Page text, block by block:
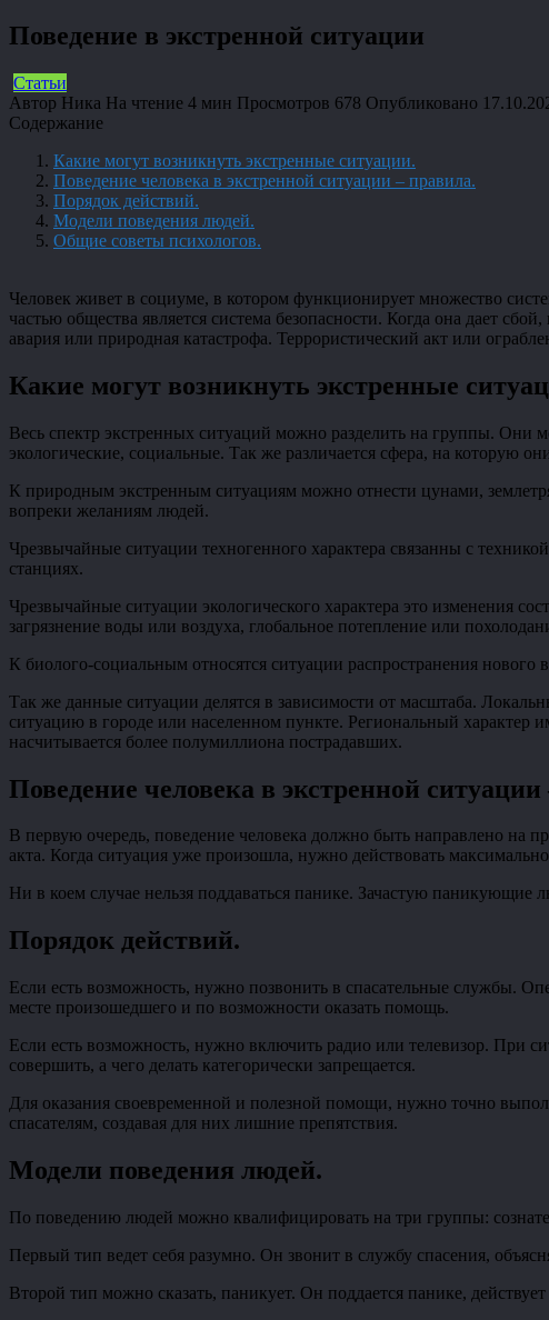
Поведение в экстренной ситуации
Статьи
Автор Ника На чтение 4 мин Просмотров 678 Опубликовано
Содержание
Какие могут возникнуть экстренные ситуации.
Поведение человека в экстренной ситуации – правила.
Порядок действий.
Модели поведения людей.
Общие советы психологов.
Человек живет в социуме, в котором функционирует множество
частью общества является система безопасности. Когда она дает
авария или природная катастрофа. Террористический акт или
Какие могут возникнуть экстренные
Весь спектр экстренных ситуаций можно разделить на группы. Они
экологические, социальные. Так же различается сфера, на которую
К природным экстренным ситуациям можно отнести цунами,
вопреки желаниям людей.
Чрезвычайные ситуации техногенного характера связанны с
станциях.
Чрезвычайные ситуации экологического характера это изменения
загрязнение воды или воздуха, глобальное потепление или
К биолого-социальным относятся ситуации распространения
Так же данные ситуации делятся в зависимости от масштаба.
ситуацию в городе или населенном пункте. Региональный характер
насчитывается более полумиллиона пострадавших.
Поведение человека в экстренной
В первую очередь, поведение человека должно быть направлено на
акта. Когда ситуация уже произошла, нужно действовать
Ни в коем случае нельзя поддаваться панике. Зачастую
Порядок действий.
Если есть возможность, нужно позвонить в спасательные службы.
месте произошедшего и по возможности оказать помощь.
Если есть возможность, нужно включить радио или телевизор. При
совершить, а чего делать категорически запрещается.
Для оказания своевременной и полезной помощи, нужно точно
спасателям, создавая для них лишние препятствия.
Модели поведения людей.
По поведению людей можно квалифицировать на три группы:
Первый тип ведет себя разумно. Он звонит в службу спасения,
Второй тип можно сказать, паникует. Он поддается панике,